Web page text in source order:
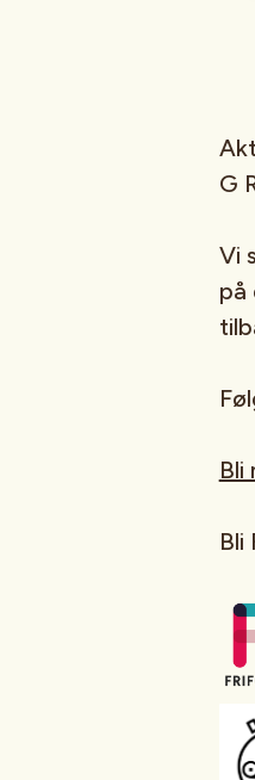
G
Vi
på
Bli
Bli